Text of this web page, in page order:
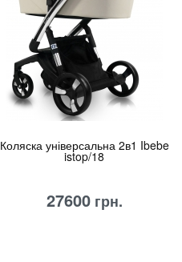
Коляска універсальна 2в1 Ibebe
istop/18
27600грн.